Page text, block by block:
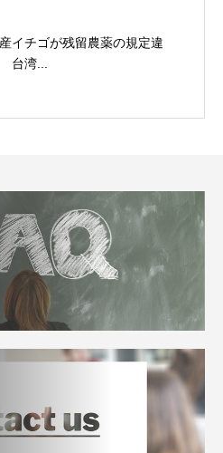
イチゴが残留農薬の規定違
台湾...